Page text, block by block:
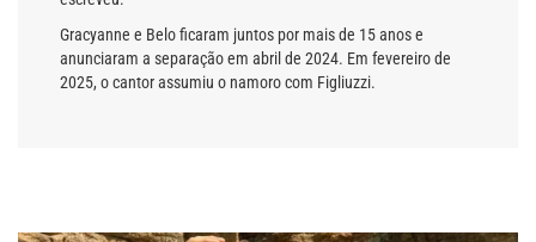
Gracyanne e Belo ficaram juntos por mais de 15 anos e
anunciaram a separação em abril de 2024. Em fevereiro de
2025, o cantor assumiu o namoro com Figliuzzi.